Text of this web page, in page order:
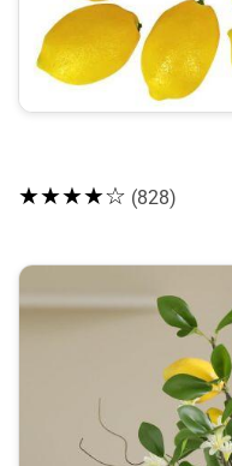
★★★★☆ (828)